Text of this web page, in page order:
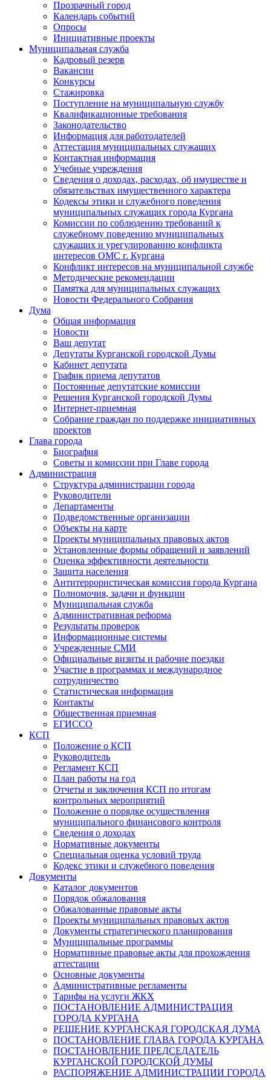
Прозрачный город
Календарь событий
Опросы
Инициативные проекты
Муниципальная служба
Кадровый резерв
Вакансии
Конкурсы
Стажировка
Поступление на муниципальную службу
Квалификационные требования
Законодательство
Информация для работодателей
Аттестация муниципальных служащих
Контактная информация
Учебные учреждения
Сведения о доходах, расходах, об имуществе и
обязательствах имущественного характера
Кодексы этики и служебного поведения
муниципальных служащих города Кургана
Комиссии по соблюдению требований к
служебному поведению муниципальных
служащих и урегулированию конфликта
интересов ОМС г. Кургана
Конфликт интересов на муниципальной службе
Методические рекомендации
Памятка для муниципальных служащих
Новости Федерального Cобрания
Дума
Общая информация
Новости
Ваш депутат
Депутаты Курганской городской Думы
Кабинет депутата
График приема депутатов
Постоянные депутатские комиссии
Решения Курганской городской Думы
Интернет-приемная
Собрание граждан по поддержке инициативных
проектов
Глава города
Биография
Советы и комиссии при Главе города
Администрация
Структура администрации города
Руководители
Департаменты
Подведомственные организации
Объекты на карте
Проекты муниципальных правовых актов
Установленные формы обращений и заявлений
Оценка эффективности деятельности
Защита населения
Антитеррористическая комиссия города Кургана
Полномочия, задачи и функции
Муниципальная служба
Административная реформа
Результаты проверок
Информационные системы
Учрежденные СМИ
Официальные визиты и рабочие поездки
Участие в программах и международное
сотрудничество
Статистическая информация
Контакты
Общественная приемная
ЕГИССО
КСП
Положение о КСП
Руководитель
Регламент КСП
План работы на год
Отчеты и заключения КСП по итогам
контрольных мероприятий
Положение о порядке осуществления
муниципального финансового контроля
Сведения о доходах
Нормативные документы
Специальная оценка условий труда
Кодекс этики и служебного поведения
Документы
Каталог документов
Порядок обжалования
Обжалованные правовые акты
Проекты муниципальных правовых актов
Документы стратегического планирования
Муниципальные программы
Нормативные правовые акты для прохождения
аттестации
Основные документы
Административные регламенты
Тарифы на услуги ЖКХ
ПОСТАНОВЛЕНИЕ АДМИНИСТРАЦИЯ
ГОРОДА КУРГАНА
РЕШЕНИЕ КУРГАНСКАЯ ГОРОДСКАЯ ДУМА
ПОСТАНОВЛЕНИЕ ГЛАВА ГОРОДА КУРГАНА
ПОСТАНОВЛЕНИЕ ПРЕДСЕДАТЕЛЬ
КУРГАНСКОЙ ГОРОДСКОЙ ДУМЫ
РАСПОРЯЖЕНИЕ АДМИНИСТРАЦИИ ГОРОДА